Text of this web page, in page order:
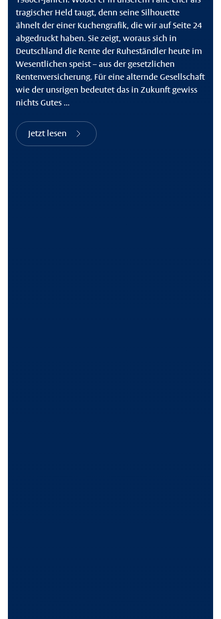
tragischer Held taugt, denn seine Silhouette
ähnelt der einer Kuchengrafik, die wir auf Seite 24
abgedruckt haben. Sie zeigt, woraus sich in
Deutschland die Rente der Ruheständler heute im
Wesentlichen speist – aus der gesetzlichen
Rentenversicherung. Für eine alternde Gesellschaft
wie der unsrigen bedeutet das in Zukunft gewiss
nichts Gutes ...
Jetzt lesen